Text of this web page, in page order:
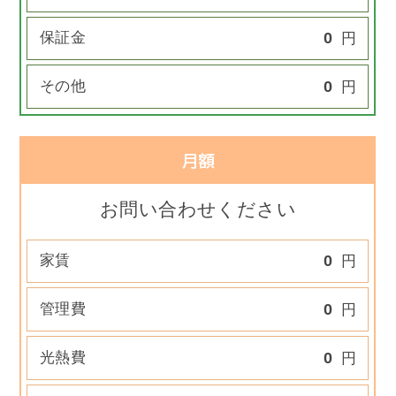
保証金 0 円
その他 0 円
月額
お問い合わせください
家賃 0 円
管理費 0 円
光熱費 0 円